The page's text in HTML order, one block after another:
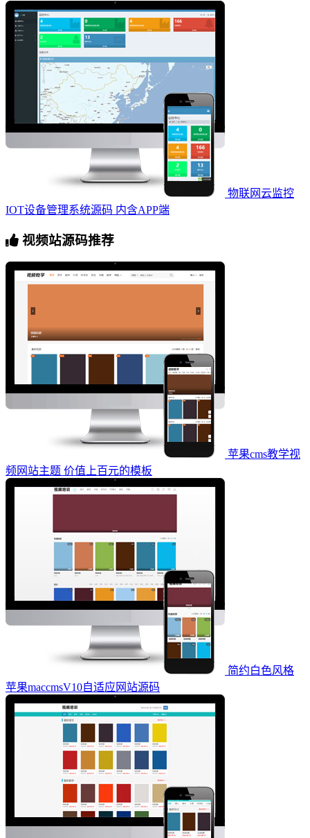
物联网云监控
IOT设备管理系统源码 内含APP端
视频站源码推荐
苹果cms教学视
频网站主题 价值上百元的模板
简约白色风格
苹果maccmsV10自适应网站源码